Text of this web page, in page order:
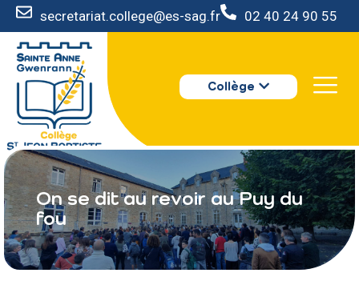
secretariat.college@es-sag.fr 02 40 24 90 55
Collège
On se dit au revoir au Puy du
fou
LE COLLÈGE
S’INSCRIRE
VIE AU COLLÈGE
VOTRE ESPACE
NOUS CONTACTER